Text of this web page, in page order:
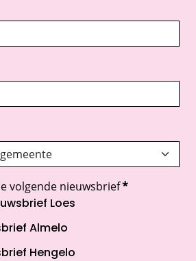
volgende nieuwsbrief*
Loes
Almelo
Hengelo